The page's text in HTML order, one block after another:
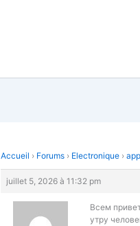
Accueil › Forums › Electronique ›
juillet 5, 2026 à 11:32 pm
Всем
утру